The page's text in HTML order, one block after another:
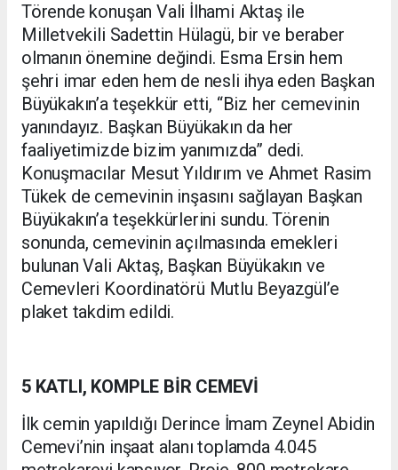
Törende konuşan Vali İlhami Aktaş ile
Milletvekili Sadettin Hülagü, bir ve beraber
olmanın önemine değindi. Esma Ersin hem
şehri imar eden hem de nesli ihya eden Başkan
Büyükakın’a teşekkür etti, “Biz her cemevinin
yanındayız. Başkan Büyükakın da her
faaliyetimizde bizim yanımızda” dedi.
Konuşmacılar Mesut Yıldırım ve Ahmet Rasim
Tükek de cemevinin inşasını sağlayan Başkan
Büyükakın’a teşekkürlerini sundu. Törenin
sonunda, cemevinin açılmasında emekleri
bulunan Vali Aktaş, Başkan Büyükakın ve
Cemevleri Koordinatörü Mutlu Beyazgül’e
plaket takdim edildi.
5 KATLI, KOMPLE BİR CEMEVİ
İlk cemin yapıldığı Derince İmam Zeynel Abidin
Cemevi’nin inşaat alanı toplamda 4.045